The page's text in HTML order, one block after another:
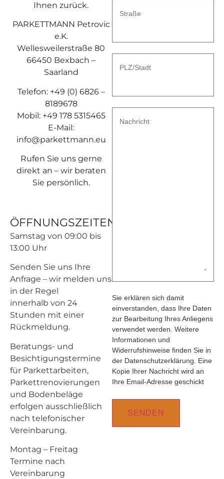
Ihnen zurück.
PARKETTMANN Petrovic
e.K.
Wellesweilerstraße 80
66450 Bexbach –
Saarland
Telefon: +49 (0) 6826 –
8189678
Mobil: +49 178 5315465
E-Mail:
info@parkettmann.eu
Rufen Sie uns gerne
direkt an – wir beraten
Sie persönlich.
ÖFFNUNGSZEITEN
Samstag von 09:00 bis
13:00 Uhr
Senden Sie uns Ihre
Anfrage – wir melden uns
in der Regel
innerhalb von 24
Stunden mit einer
Rückmeldung.
Beratungs- und
Besichtigungstermine
für Parkettarbeiten,
Parkettrenovierungen
und Bodenbeläge
erfolgen ausschließlich
nach telefonischer
Vereinbarung.
Montag – Freitag
Termine nach
Vereinbarung
Straße
PLZ/Stadt
Nachricht
Sie erklären sich damit
einverstanden, dass Ihre Daten
zur Bearbeitung Ihres Anliegens
verwendet werden. Weitere
Informationen und
Widerrufshinweise finden Sie in
der Datenschutzerklärung. Eine
Kopie Ihrer Nachricht wird an
Ihre Email-Adresse geschickt